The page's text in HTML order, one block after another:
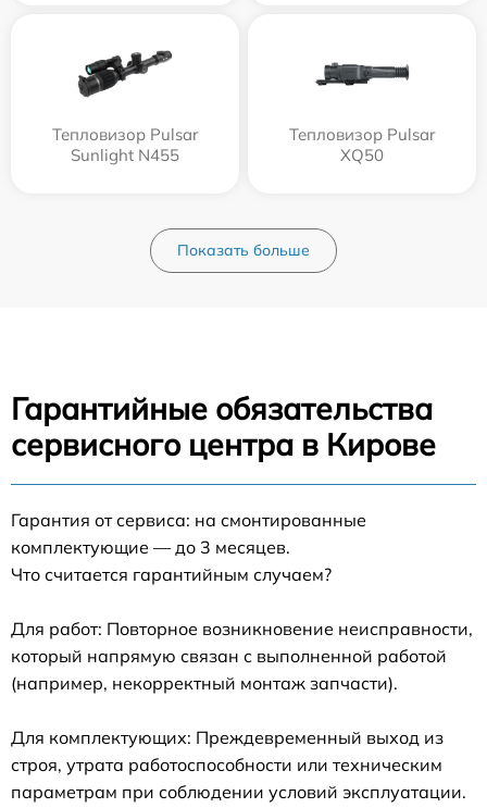
Тепловизор Pulsar
Sunlight N455
Тепловизор Pulsar
XQ50
Показать больше
Гарантийные обязательства
сервисного центра в Кирове
Гарантия от сервиса: на смонтированные
комплектующие — до 3 месяцев.
Что считается гарантийным случаем?
Для работ: Повторное возникновение неисправности,
который напрямую связан с выполненной работой
(например, некорректный монтаж запчасти).
Для комплектующих: Преждевременный выход из
строя, утрата работоспособности или техническим
параметрам при соблюдении условий эксплуатации.